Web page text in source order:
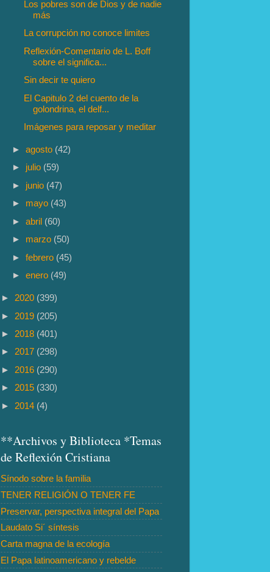
Los pobres son de Dios y de nadie
más
La corrupción no conoce limites
Reflexión-Comentario de L. Boff
sobre el significa...
Sin decir te quiero
El Capitulo 2 del cuento de la
golondrina, el delf...
Imágenes para reposar y meditar
►agosto (42)
► julio (59)
► junio (47)
► mayo (43)
►abril (60)
► marzo (50)
►febrero (45)
►enero (49)
► 2020 (399)
► 2019 (205)
► 2018 (401)
► 2017 (298)
► 2016 (290)
► 2015 (330)
► 2014 (4)
**Archivos y Biblioteca *Temas
de Reflexión Cristiana
Sínodo sobre la familia
TENER RELIGIÓN O TENER FE
Preservar, perspectiva integral del Papa
Laudato Si´ síntesis
Carta magna de la ecología
El Papa latinoamericano y rebelde